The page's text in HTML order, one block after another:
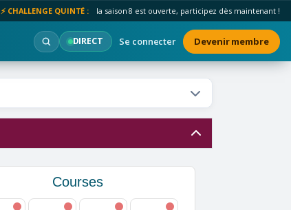
⚡ CHALLENGE QUINTÉ : la saison 8 est ouverte, participez dès maintenant !
DIRECT Se connecter Devenir membre
Courses